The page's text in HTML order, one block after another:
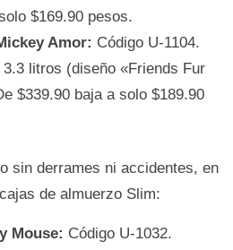
$169.90 pesos.
Amor: Código U-1104.
litros (diseño «Friends Fur
$339.90 baja a solo $189.90
sin derrames ni accidentes, en
de almuerzo Slim:
Mouse: Código U-1032.